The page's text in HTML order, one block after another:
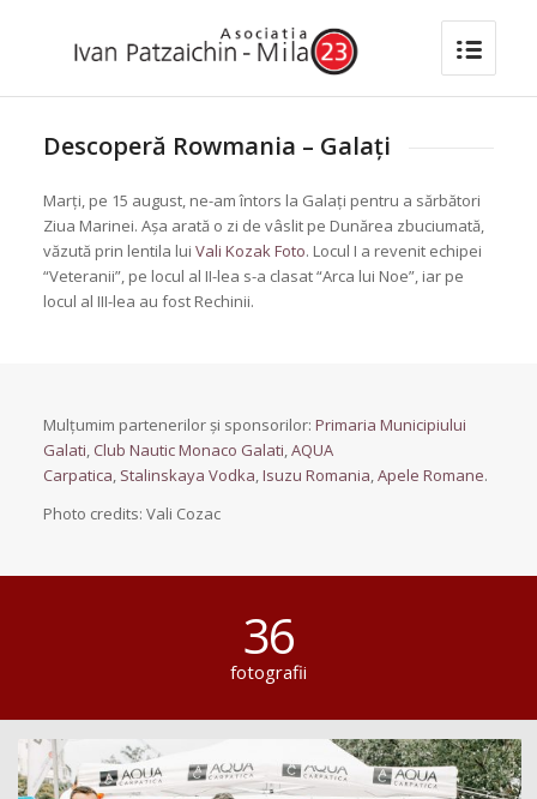
Descoperă Rowmania – Galați
Marți, pe 15 august, ne-am întors la Galați pentru a sărbători
Ziua Marinei. Așa arată o zi de vâslit pe Dunărea zbuciumată,
văzută prin lentila lui Vali Kozak Foto. Locul I a revenit echipei
“Veteranii”, pe locul al II-lea s-a clasat “Arca lui Noe”, iar pe
locul al III-lea au fost Rechinii.
Mulțumim partenerilor și sponsorilor: Primaria Municipiului
Galati, Club Nautic Monaco Galati,AQUA
Carpatica, Stalinskaya Vodka,Isuzu Romania,Apele Romane.
Photo credits: Vali Cozac
36
fotografii